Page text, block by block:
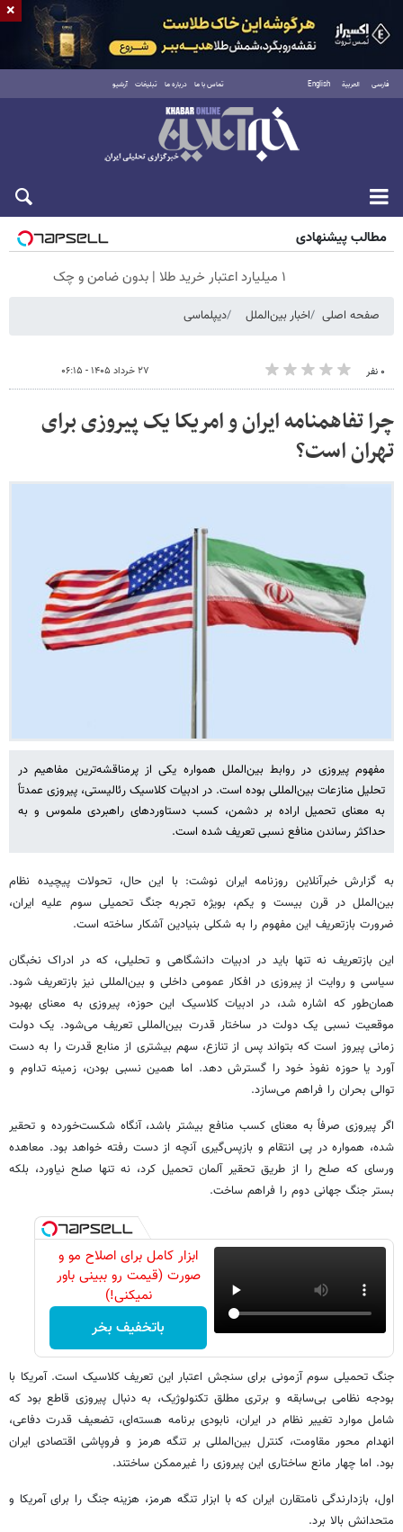
فارسی العربية English تماس با ما درباره ما تبلیغات آرشیو
جمعه ۱۶ مرداد ۱۴۰۵
مطالب پیشنهادی
۱ میلیارد اعتبار خرید طلا | بدون ضامن و چک
صفحه اصلی اخبار بین‌الملل دیپلماسی
۰ نفر ۲۷ خرداد ۱۴۰۵ - ۰۶:۱۵
چرا تفاهمنامه ایران و امریکا یک پیروزی برای
تهران است؟
مفهوم پیروزی در روابط بین‌الملل همواره یکی از پرمناقشه‌ترین مفاهیم در
تحلیل منازعات بین‌المللی بوده است. در ادبیات کلاسیک رئالیستی، پیروزی عمدتاً
به معنای تحمیل اراده بر دشمن، کسب دستاوردهای راهبردی ملموس و به
حداکثر رساندن منافع نسبی تعریف ‌شده است.
به گزارش خبرآنلاین روزنامه ایران نوشت: با این حال، تحولات پیچیده نظام
بین‌الملل در قرن بیست و یکم، بویژه تجربه جنگ تحمیلی سوم علیه ایران،
ضرورت بازتعریف این مفهوم را به شکلی بنیادین آشکار ساخته است.
این بازتعریف نه تنها باید در ادبیات دانشگاهی و تحلیلی، که در ادراک نخبگان
سیاسی و روایت از پیروزی در افکار عمومی داخلی و بین‌المللی نیز بازتعریف شود.
همان‌طور که اشاره شد، در ادبیات کلاسیک این حوزه، پیروزی به معنای بهبود
موقعیت نسبی یک دولت در ساختار قدرت بین‌المللی تعریف می‌شود. یک دولت
زمانی پیروز است که بتواند پس از تنازع، سهم بیشتری از منابع قدرت را به دست
آورد یا حوزه نفوذ خود را گسترش دهد. اما همین نسبی بودن، زمینه تداوم و
توالی بحران را فراهم می‌سازد.
اگر پیروزی صرفاً به معنای کسب منافع بیشتر باشد، آنگاه شکست‌خورده و تحقیر
شده، همواره در پی انتقام و بازپس‌گیری آنچه از دست رفته خواهد بود. معاهده
ورسای که صلح را از طریق تحقیر آلمان تحمیل کرد، نه تنها صلح نیاورد، بلکه
بستر جنگ جهانی دوم را فراهم ساخت.
ابزار کامل برای اصلاح مو و
صورت (قیمت رو ببینی باور
نمیکنی!)
باتخفیف بخر
جنگ تحمیلی سوم آزمونی برای سنجش اعتبار این تعریف کلاسیک است. آمریکا با
بودجه نظامی بی‌سابقه و برتری مطلق تکنولوژیک، به دنبال پیروزی قاطع بود که
شامل موارد تغییر نظام در ایران، نابودی برنامه هسته‌ای، تضعیف قدرت دفاعی،
انهدام محور مقاومت، کنترل بین‌المللی بر تنگه هرمز و فروپاشی اقتصادی ایران
بود. اما چهار مانع ساختاری این پیروزی را غیرممکن ساختند.
اول، بازدارندگی نامتقارن ایران که با ابزار تنگه هرمز، هزینه جنگ را برای آمریکا و
متحدانش بالا برد.
×